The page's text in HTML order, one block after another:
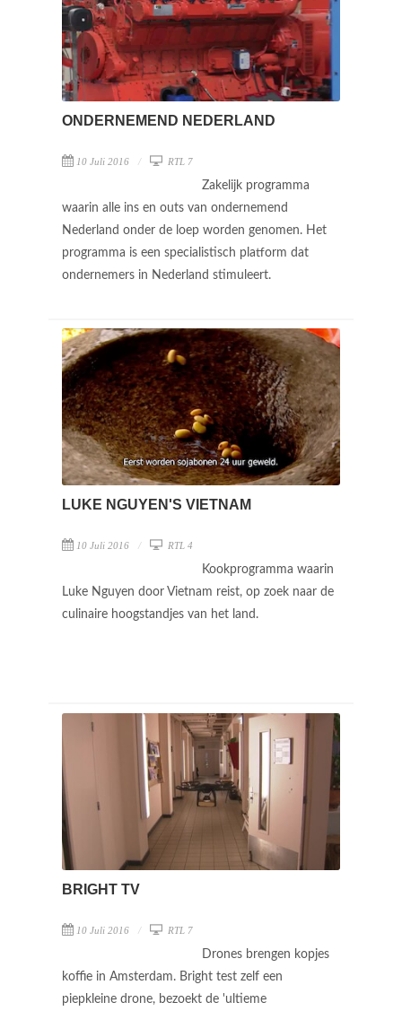
ONDERNEMEND NEDERLAND
10 Juli 2016 RTL 7
Zakelijk programma
waarin alle ins en outs van ondernemend
Nederland onder de loep worden genomen. Het
programma is een specialistisch platform dat
ondernemers in Nederland stimuleert.
LUKE NGUYEN'S VIETNAM
10 Juli 2016 RTL 4
Kookprogramma waarin
Luke Nguyen door Vietnam reist, op zoek naar de
culinaire hoogstandjes van het land.
BRIGHT TV
10 Juli 2016 RTL 7
Drones brengen kopjes
koffie in Amsterdam. Bright test zelf een
piepkleine drone, bezoekt de 'ultieme